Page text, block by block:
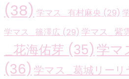
(38) 学マス_有村麻央 (29)
学マス_篠澤広 (29) 学マス_紫
_花海佑芽 (35) 学マ
(36) 学マス_葛城リーリ